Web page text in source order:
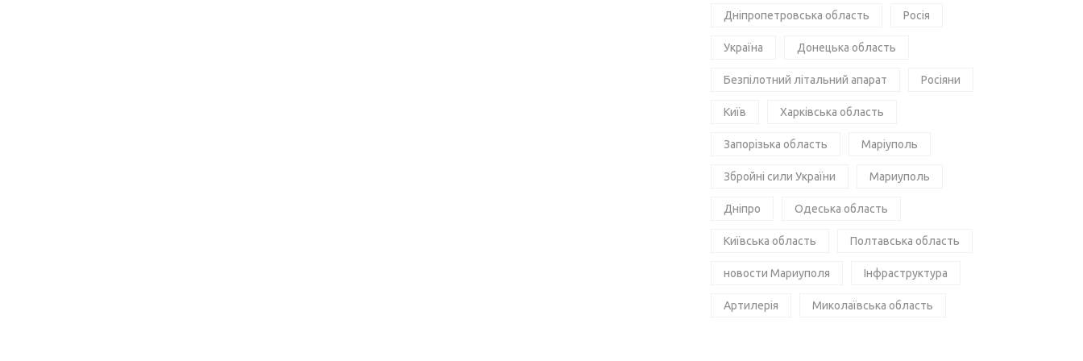
Дніпропетровська область Росія
Україна Донецька область
Безпілотний літальний апарат Росіяни
Київ Харківська область
Запорізька область Маріуполь
Збройні сили України Мариуполь
Дніпро Одеська область
Київська область Полтавська область
новости Мариуполя Інфраструктура
Артилерія Миколаївська область